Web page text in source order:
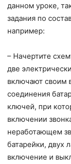
данном уроке,
задания по
например:
– Начертите
две
включают своим
соединения
ключей, при
включении
неработающем
батарейки, двух
включение и